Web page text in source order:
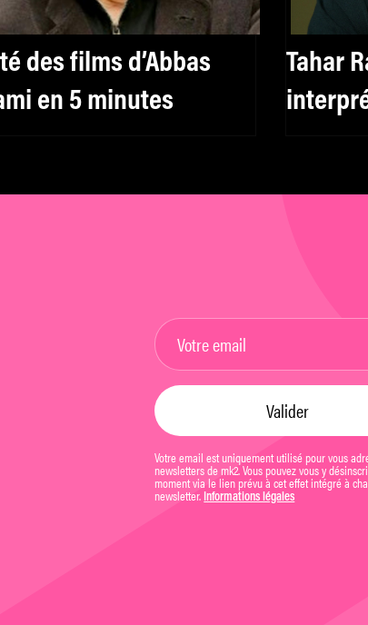
des films d’Abbas
en 5 minutes
Tahar
Votre email est uniquement utilisé pour vous
newsletters de mk2. Vous pouvez vous y
moment via le lien prévu à cet effet intégré à
newsletter. Informations légales